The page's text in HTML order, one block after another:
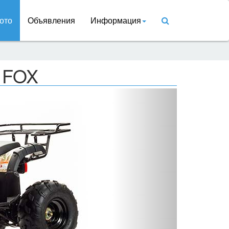
Объявления Информация